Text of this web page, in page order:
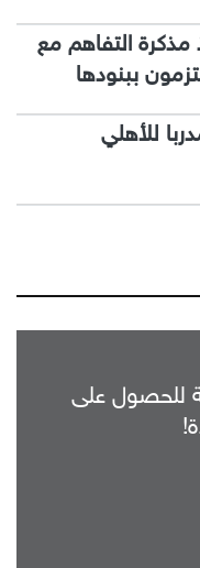
مذكرة التفاهم مع
ببنودها
للأهلي
للحصول على